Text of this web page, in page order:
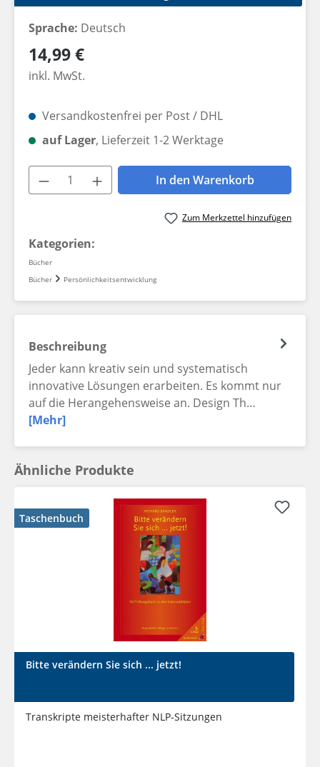
Sprache: Deutsch
Regulärer Preis:
14,99 €
inkl. MwSt.
Versandkostenfrei per Post / DHL
auf Lager, Lieferzeit 1-2 Werktage
Produkt Anzahl: Gib den
In den Warenkorb
Zum Merkzettel hinzufügen
Kategorien:
Bücher
Bücher
Persönlichkeitsentwicklung
Beschreibung
Jeder kann kreativ sein und systematisch
innovative Lösungen erarbeiten. Es kommt nur
auf die Herangehensweise an. Design Th…
[Mehr]
Ähnliche Produkte
Taschenbuch
Bitte verändern Sie sich ... jetzt!
Transkripte meisterhafter NLP-Sitzungen